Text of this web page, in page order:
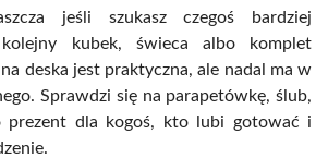
jeśli szukasz czegoś bardziej
kubek, świeca albo komplet
deska jest praktyczna, ale nadal ma w
Sprawdzi się na parapetówkę, ślub,
prezent dla kogoś, kto lubi gotować i